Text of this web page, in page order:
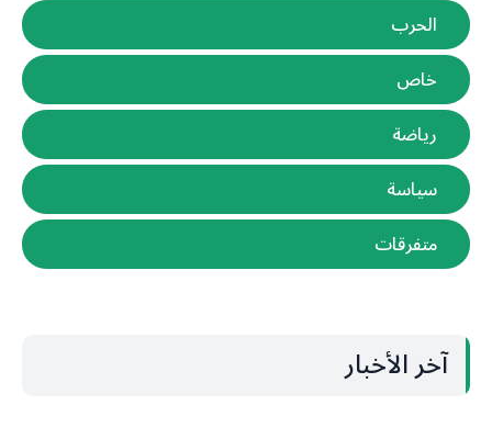
الحرب
خاص
رياضة
سياسة
متفرقات
آخر الأخبار